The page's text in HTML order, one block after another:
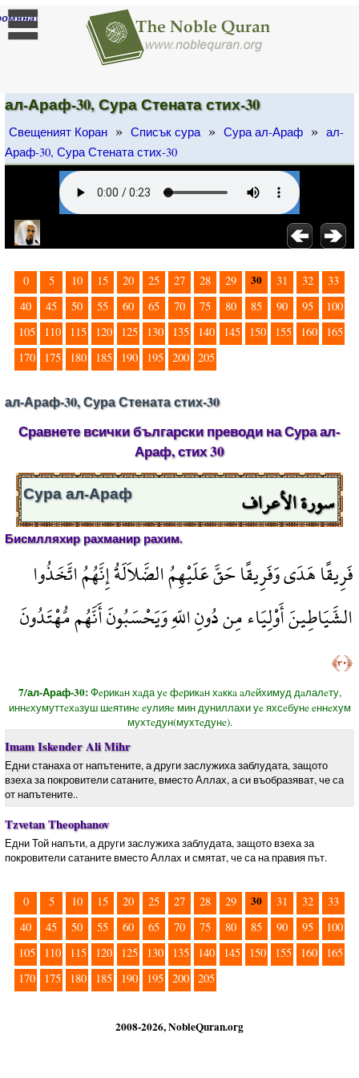
]
ал-Араф-30, Сура Стената стих-30
Свещеният Коран » Списък сура » Сура ал-Араф » ал-
Араф-30, Сура Стената стих-30
0 5 10 15 20 25 27 28 29 30 31 32
33
40
45 50 55 60 65 70 75 80 85 90 95
100
105
110 115 120 125 130 135 140 145 150 155 160
165
170
175 180 185 190 195 200 205
ал-Араф-30, Сура Стената стих-30
Сравнете всички български преводи на Сура ал-
Араф, стих 30
سورة الأعراف Сура ал-Араф
Бисмлляхир рахманир рахим.
فَرِيقًا هَدَى وَفَرِيقًا حَقَّ عَلَيْهِمُ الضَّلاَلَةُ إِنَّهُمُ اتَّخَذُوا
الشَّيَاطِينَ أَوْلِيَاء مِن دُونِ اللّهِ وَيَحْسَبُونَ أَنَّهُم مُّهْتَدُونَ
﴿٣٠﴾
7/ал-Араф-30:Фeрикaн хaда уe фeрикaн хaккa aлeйхимуд дaлалeту,
иннeхумуттeхaзуш шeятинe eулияe мин дуниллахи уe яхсeбунe eннeхум
мухтeдун(мухтeдунe).
Imam Iskender Ali Mihr
Едни станаха от напътените, а други заслужиха заблудата, защото
взеха за покровители сатаните, вместо Аллах, а си въобразяват, че са
от напътените..
Tzvetan Theophanov
Едни Той напъти, а други заслужиха заблудата, защото взеха за
покровители сатаните вместо Аллах и смятат, че са на правия път.
0 5 10 15 20 25 27 28 29 30 31 32
33
40
45 50 55 60 65 70 75 80 85 90 95
100
105
110 115 120 125 130 135 140 145 150 155 160
165
170
175 180 185 190 195 200 205
2008-2026, NobleQuran.org